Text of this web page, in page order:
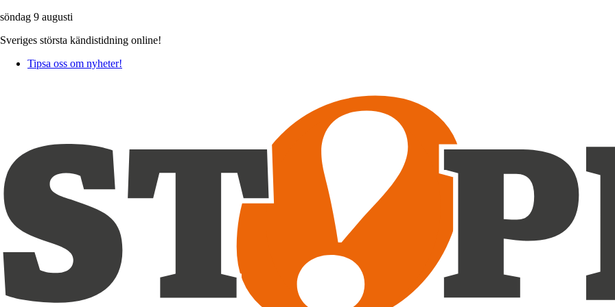
söndag 9 augusti
Sveriges största kändistidning online!
Tipsa oss om nyheter!